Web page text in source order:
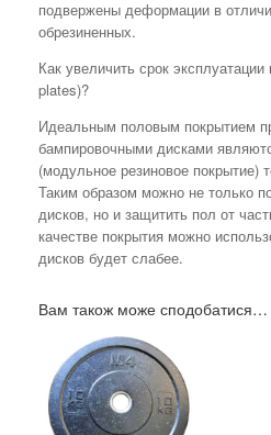
подвержены деформации в
обрезиненных.
Как увеличить срок
plates)?
Идеальным половым покрытием
бампировочными дисками
(модульное резиновое покрытие)
Таким образом можно не только
дисков, но и защитить пол от
качестве покрытия можно
дисков будет слабее.
Вам також може сподобатися…